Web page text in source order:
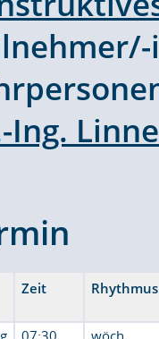
Ing. Linne
Zeit Rhythmus
07:30
wöch.